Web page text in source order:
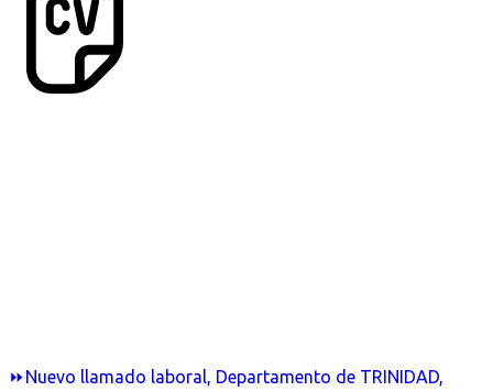
⏩Nuevo llamado laboral, Departamento de TRINIDAD,